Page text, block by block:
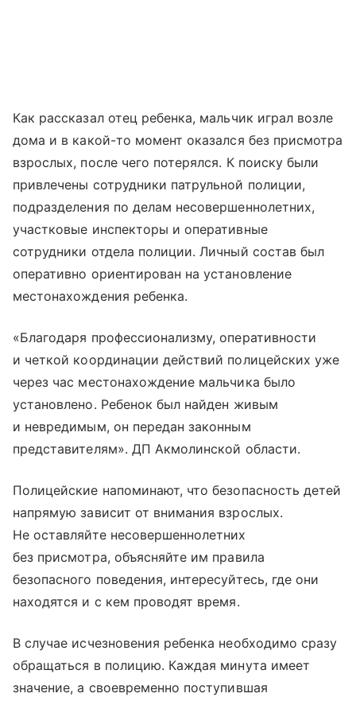
Как рассказал отец ребенка, мальчик играл возле
дома и в какой-то момент оказался без присмотра
взрослых, после чего потерялся. К поиску были
привлечены сотрудники патрульной полиции,
подразделения по делам несовершеннолетних,
участковые инспекторы и оперативные
сотрудники отдела полиции. Личный состав был
оперативно ориентирован на установление
местонахождения ребенка.
«Благодаря профессионализму, оперативности
и четкой координации действий полицейских уже
через час местонахождение мальчика было
установлено. Ребенок был найден живым
и невредимым, он передан законным
представителям». ДП Акмолинской области.
Полицейские напоминают, что безопасность детей
напрямую зависит от внимания взрослых.
Не оставляйте несовершеннолетних
без присмотра, объясняйте им правила
безопасного поведения, интересуйтесь, где они
находятся и с кем проводят время.
В случае исчезновения ребенка необходимо сразу
обращаться в полицию. Каждая минута имеет
значение, а своевременно поступившая